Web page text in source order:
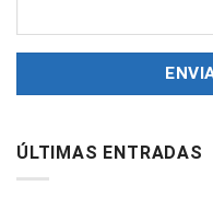
ÚLTIMAS ENTRADAS